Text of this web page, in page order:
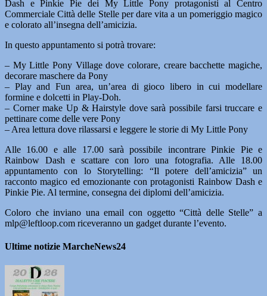
Dash e Pinkie Pie dei My Little Pony protagonisti al Centro
Commerciale Città delle Stelle per dare vita a un pomeriggio magico
e colorato all’insegna dell’amicizia.
In questo appuntamento si potrà trovare:
– My Little Pony Village dove colorare, creare bacchette magiche,
decorare maschere da Pony
– Play and Fun area, un’area di gioco libero in cui modellare
formine e dolcetti in Play-Doh.
– Corner make Up & Hairstyle dove sarà possibile farsi truccare e
pettinare come delle vere Pony
– Area lettura dove rilassarsi e leggere le storie di My Little Pony
Alle 16.00 e alle 17.00 sarà possibile incontrare Pinkie Pie e
Rainbow Dash e scattare con loro una fotografia. Alle 18.00
appuntamento con lo Storytelling: “Il potere dell’amicizia” un
racconto magico ed emozionante con protagonisti Rainbow Dash e
Pinkie Pie. Al termine, consegna dei diplomi dell’amicizia.
Coloro che inviano una email con oggetto “Città delle Stelle” a
mlp@leftloop.com riceveranno un gadget durante l’evento.
Ultime notizie MarcheNews24